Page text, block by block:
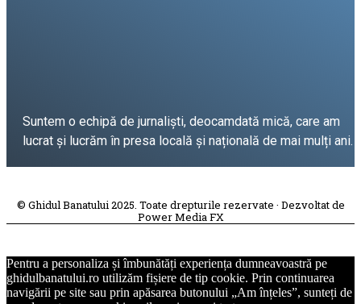
Suntem o echipă de jurnaliști, deocamdată mică, care am
lucrat și lucrăm în presa locală și națională de mai mulți ani.
© Ghidul Banatului 2025. Toate drepturile rezervate · Dezvoltat de
Power Media FX
Pentru a personaliza și îmbunătăți experiența dumneavoastră pe
ghidulbanatului.ro utilizăm fișiere de tip cookie. Prin continuarea
navigării pe site sau prin apăsarea butonului „Am înțeles”, sunteți de